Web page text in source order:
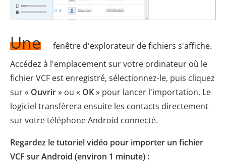
Une
fenêtre d'explorateur de fichiers s'affiche.
Accédez à l'emplacement sur votre ordinateur où le
fichier VCF est enregistré, sélectionnez-le, puis cliquez
sur « Ouvrir» ou « OK» pour lancer l'importation. Le
logiciel transférera ensuite les contacts directement
sur votre téléphone Android connecté.
Regardez le tutoriel vidéo pour importer un fichier
VCF sur Android (environ 1 minute) :